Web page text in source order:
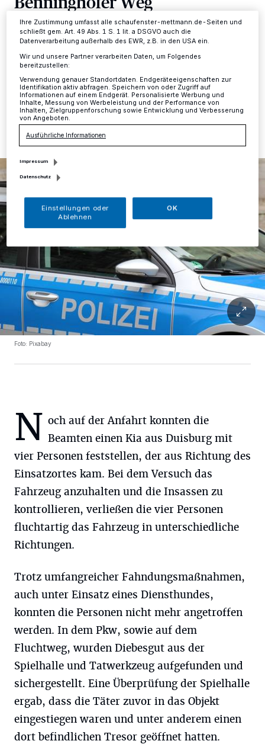
Am Samstag, 5. Oktober, wurde die Polizei Mettmann
um 2.35 Uhr zu einem Einbruchalarm in eine Spielhalle
am Benninghofer Weg entsandt.
07.10.2019 , 12:06 Uhr Eine Minute Lesezeit
Foto: Pixabay
N och auf der Anfahrt konnten die
Beamten einen Kia aus Duisburg mit
vier Personen feststellen, der aus Richtung des
Einsatzortes kam. Bei dem Versuch das
Fahrzeug anzuhalten und die Insassen zu
kontrollieren, verließen die vier Personen
fluchtartig das Fahrzeug in unterschiedliche
Richtungen.
Trotz umfangreicher Fahndungsmaßnahmen,
auch unter Einsatz eines Diensthundes,
konnten die Personen nicht mehr angetroffen
werden. In dem Pkw, sowie auf dem
Fluchtweg, wurden Diebesgut aus der
Spielhalle und Tatwerkzeug aufgefunden und
sichergestellt. Eine Überprüfung der Spielhalle
ergab, dass die Täter zuvor in das Objekt
eingestiegen waren und unter anderem einen
dort befindlichen Tresor geöffnet hatten.
Informationen finden Sie in unserer Datenschutzerklärung.
Ihre Zustimmung umfasst alle schaufenster-mettmann.de-Seiten und
schließt gem. Art. 49 Abs. 1 S. 1 lit. a DSGVO auch die
Datenverarbeitung außerhalb des EWR, z.B. in den USA ein.
Wir und unsere Partner verarbeiten Daten, um Folgendes
bereitzustellen:
Verwendung genauer Standortdaten. Endgeräteeigenschaften zur
Identifikation aktiv abfragen. Speichern von oder Zugriff auf
Informationen auf einem Endgerät. Personalisierte Werbung und
Inhalte, Messung von Werbeleistung und der Performance von
Inhalten, Zielgruppenforschung sowie Entwicklung und Verbesserung
von Angeboten.
Ausführliche Informationen
Impressum
Datenschutz
Einstellungen oder
Ablehnen
OK